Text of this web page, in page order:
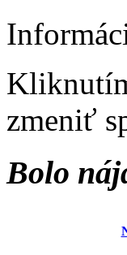
zmeniť
Bolo